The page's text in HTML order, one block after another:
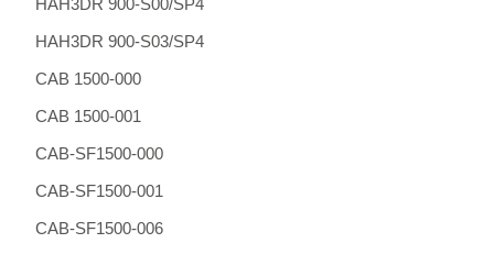
HAH3DR 900-S00/SP4
HAH3DR 900-S03/SP4
CAB 1500-000
CAB 1500-001
CAB-SF1500-000
CAB-SF1500-001
CAB-SF1500-006